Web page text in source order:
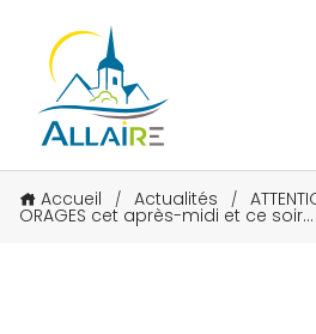
Accueil / Actualités /
ORAGES cet après-midi et ce soir…